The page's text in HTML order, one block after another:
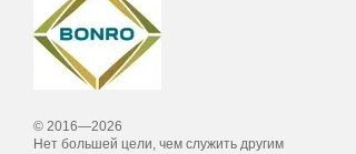
© 2016—2026
Нет большей цели, чем служить другим